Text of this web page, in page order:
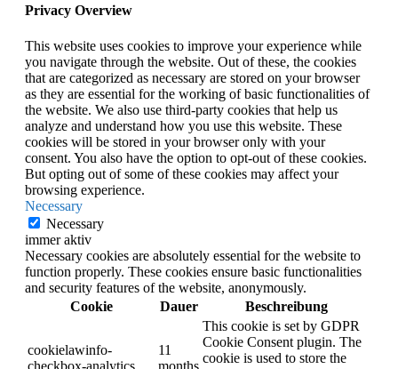
Privacy Overview
This website uses cookies to improve your experience while
you navigate through the website. Out of these, the cookies
that are categorized as necessary are stored on your browser
as they are essential for the working of basic functionalities of
the website. We also use third-party cookies that help us
analyze and understand how you use this website. These
cookies will be stored in your browser only with your
consent. You also have the option to opt-out of these cookies.
But opting out of some of these cookies may affect your
browsing experience.
Necessary
Necessary
immer aktiv
Necessary cookies are absolutely essential for the website to
function properly. These cookies ensure basic functionalities
and security features of the website, anonymously.
Cookie
Dauer Beschreibung
cookielawinfo-
checkbox-analytics
11
months
This cookie is set by GDPR
Cookie Consent plugin. The
cookie is used to store the